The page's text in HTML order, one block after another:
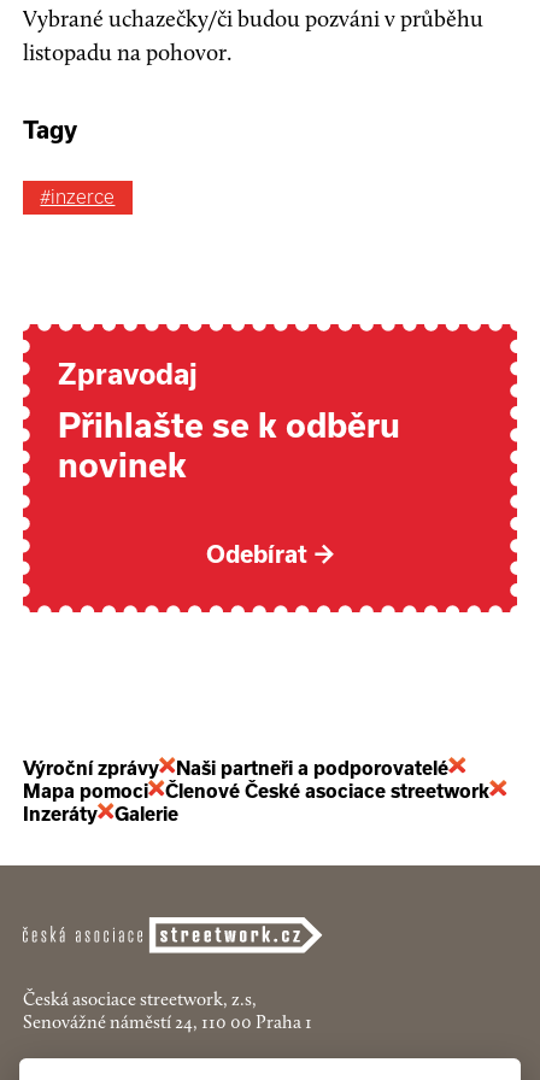
Vybrané uchazečky/či budou pozváni v průběhu
listopadu na pohovor.
Tagy
#inzerce
Zpravodaj
Přihlašte se k odběru
novinek
Odebírat →
Výroční zprávy
Naši partneři a podporovatelé
Mapa pomoci
Členové České asociace streetwork
Inzeráty
Galerie
Česká asociace streetwork, z.s,
Senovážné náměstí 24, 110 00 Praha 1